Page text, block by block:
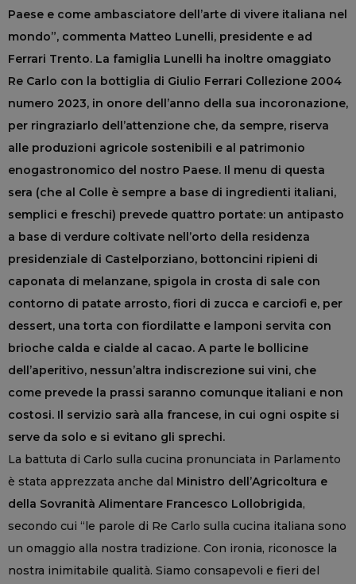
Paese e come ambasciatore dell’arte di vivere italiana nel
mondo”, commenta Matteo Lunelli, presidente e ad
Ferrari Trento. La famiglia Lunelli ha inoltre omaggiato
Re Carlo con la bottiglia di Giulio Ferrari Collezione 2004
numero 2023, in onore dell’anno della sua incoronazione,
per ringraziarlo dell’attenzione che, da sempre, riserva
alle produzioni agricole sostenibili e al patrimonio
enogastronomico del nostro Paese. Il menu di questa
sera (che al Colle è sempre a base di ingredienti italiani,
semplici e freschi) prevede quattro portate: un antipasto
a base di verdure coltivate nell’orto della residenza
presidenziale di Castelporziano, bottoncini ripieni di
caponata di melanzane, spigola in crosta di sale con
contorno di patate arrosto, fiori di zucca e carciofi e, per
dessert, una torta con fiordilatte e lamponi servita con
brioche calda e cialde al cacao. A parte le bollicine
dell’aperitivo, nessun’altra indiscrezione sui vini, che
come prevede la prassi saranno comunque italiani e non
costosi. Il servizio sarà alla francese, in cui ogni ospite si
serve da solo e si evitano gli sprechi.
La battuta di Carlo sulla cucina pronunciata in Parlamento
è stata apprezzata anche dal Ministro dell’Agricoltura e
della Sovranità Alimentare Francesco Lollobrigida,
secondo cui “le parole di Re Carlo sulla cucina italiana sono
un omaggio alla nostra tradizione. Con ironia, riconosce la
nostra inimitabile qualità. Siamo consapevoli e fieri del